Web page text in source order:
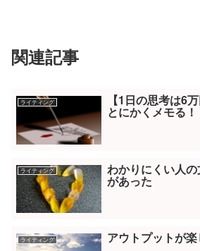
関連記事
ライティング 【1日の思考は6
とにかくメモる！
ライティング わかりにくい人
があった
ライティング アウトプットが